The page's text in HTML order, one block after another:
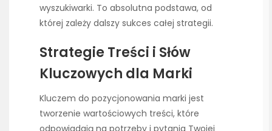
wyszukiwarki. To absolutna podstawa, od
której zależy dalszy sukces całej strategii.
Strategie Treści i Słów
Kluczowych dla Marki
Kluczem do pozycjonowania marki jest
tworzenie wartościowych treści, które